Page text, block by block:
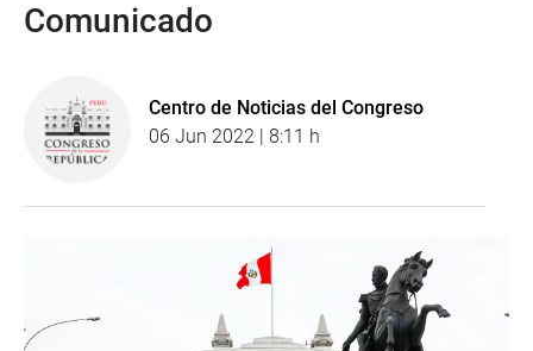
Comunicado
Centro de Noticias del Congreso
06 Jun 2022 | 8:11 h